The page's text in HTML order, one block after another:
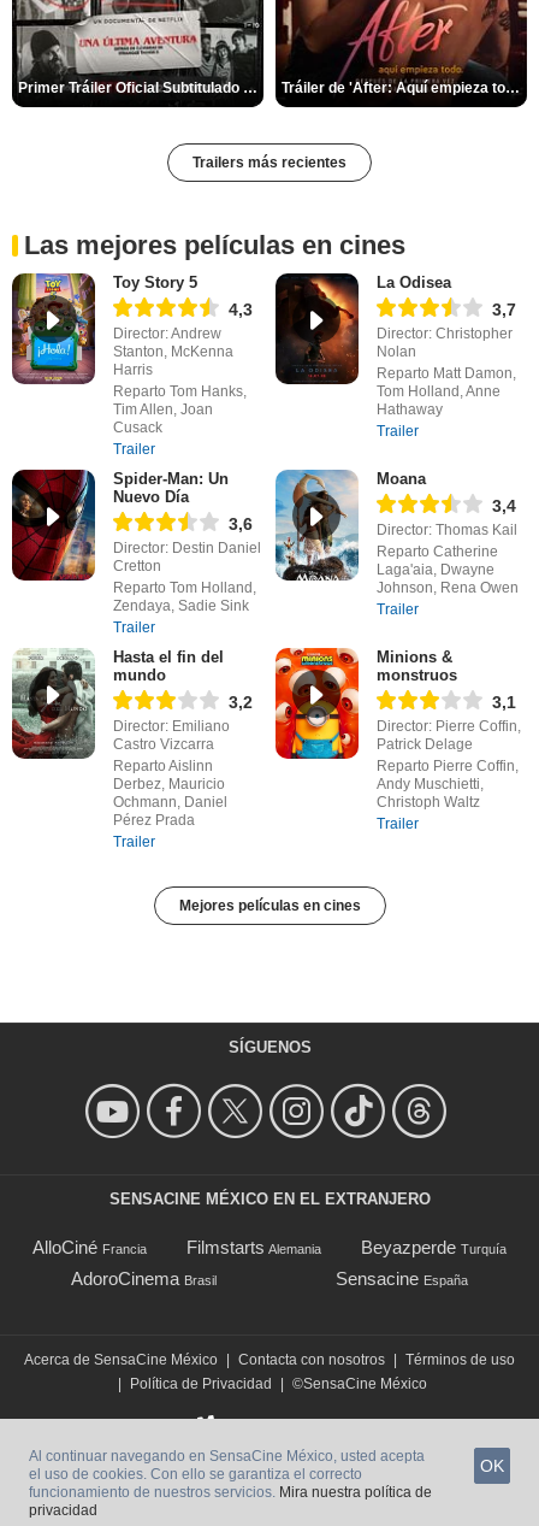
Primer Tráiler Oficial Subtitulado de 'Una última aventura: Detrás de cámaras de Stranger Things 5' Tráiler de 'After: Aquí empieza todo'
Trailers más recientes
Las mejores películas en cines
Toy Story 5
4,3
Director: Andrew
Stanton, McKenna
Harris
Reparto Tom Hanks,
Tim Allen, Joan
Cusack
Trailer
La Odisea
3,7
Director: Christopher
Nolan
Reparto Matt Damon,
Tom Holland, Anne
Hathaway
Trailer
Spider-Man: Un
Nuevo Día
3,6
Director: Destin Daniel
Cretton
Reparto Tom Holland,
Zendaya, Sadie Sink
Trailer
Moana
3,4
Director: Thomas Kail
Reparto Catherine
Laga'aia, Dwayne
Johnson, Rena Owen
Trailer
Hasta el fin del
mundo
3,2
Director: Emiliano
Castro Vizcarra
Reparto Aislinn
Derbez, Mauricio
Ochmann, Daniel
Pérez Prada
Trailer
Minions &
monstruos
3,1
Director: Pierre Coffin,
Patrick Delage
Reparto Pierre Coffin,
Andy Muschietti,
Christoph Waltz
Trailer
Mejores películas en cines
SÍGUENOS
SENSACINE MÉXICO EN EL EXTRANJERO
AlloCiné Francia Filmstarts Alemania Beyazperde Turquía
AdoroCinema Brasil Sensacine España
Acerca de SensaCine México Contacta con nosotros
Términos de uso
Política de Privacidad ©SensaCine México
Al continuar navegando en SensaCine México, usted acepta
el uso de cookies. Con ello se garantiza el correcto
funcionamiento de nuestros servicios. Mira nuestra política de
privacidad
OK